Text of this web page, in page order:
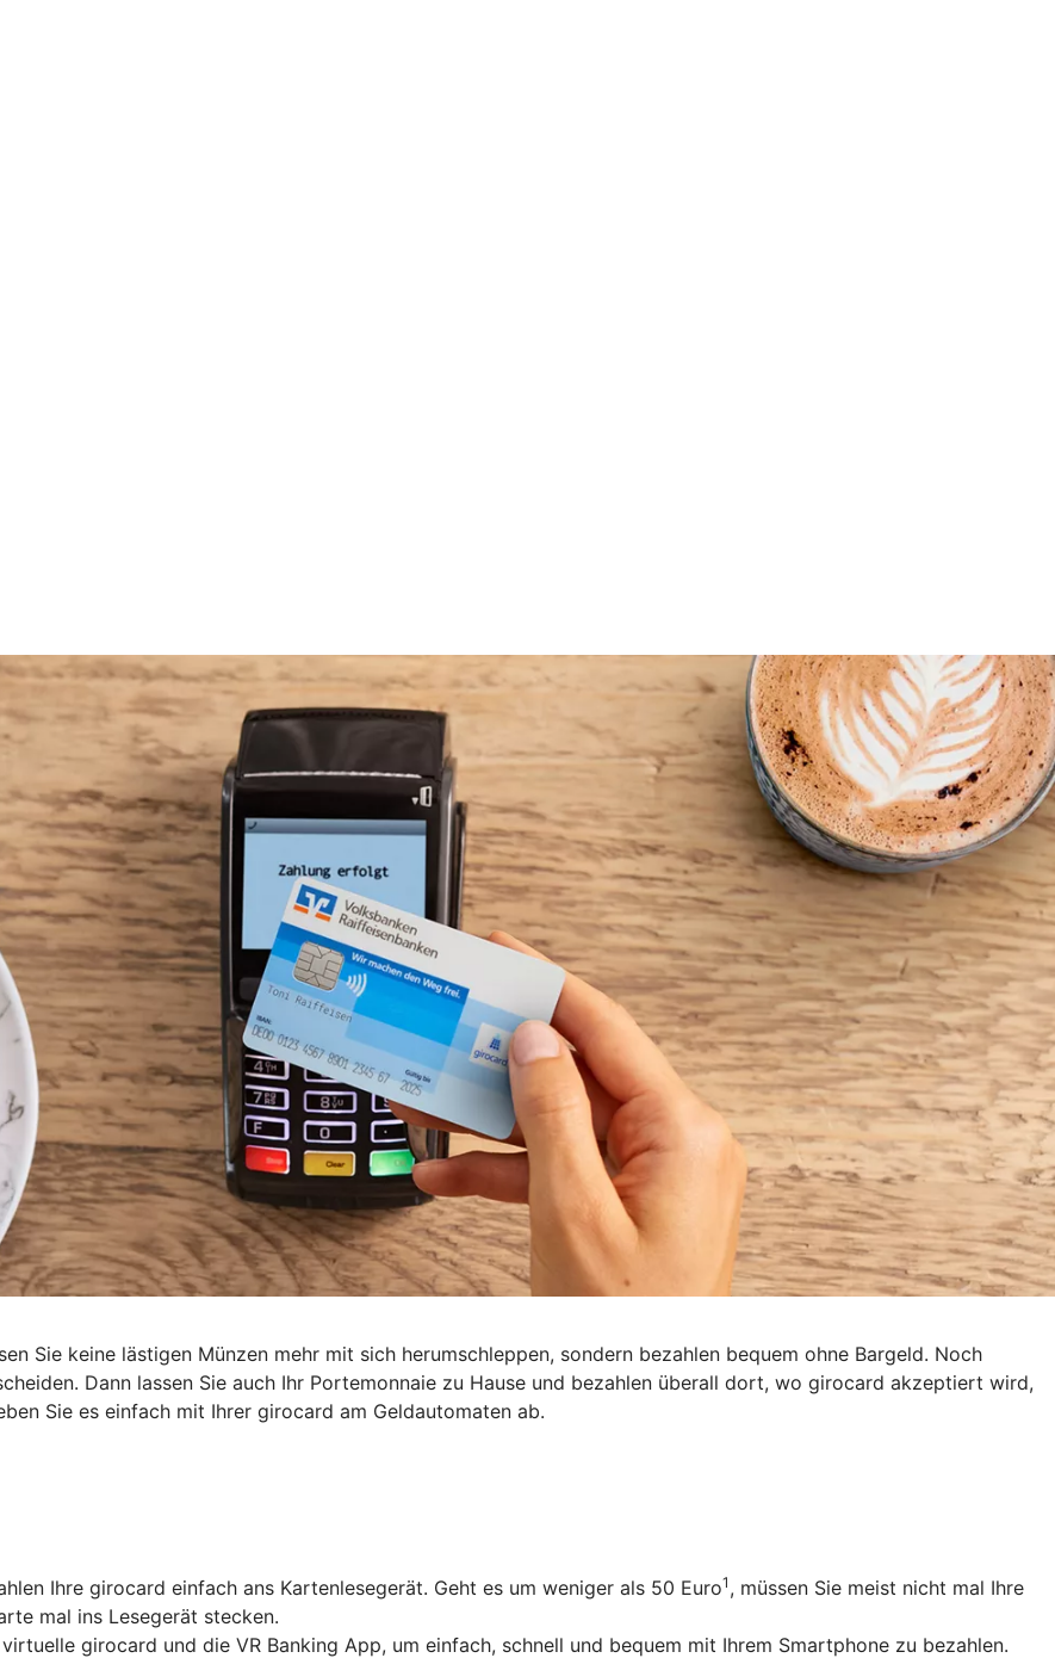
Sie keine lästigen Münzen mehr mit sich herumschleppen, sondern bezahlen bequem ohne Bargeld. Noch
Dann lassen Sie auch Ihr Portemonnaie zu Hause und bezahlen überall dort, wo girocard akzeptiert wird,
Sie es einfach mit Ihrer girocard am Geldautomaten ab.
Ihre girocard einfach ans Kartenlesegerät. Geht es um weniger als 50 Euro1 , müssen Sie meist nicht mal Ihre
mal ins Lesegerät stecken.
girocard und die VR Banking App, um einfach, schnell und bequem mit Ihrem Smartphone zu bezahlen.